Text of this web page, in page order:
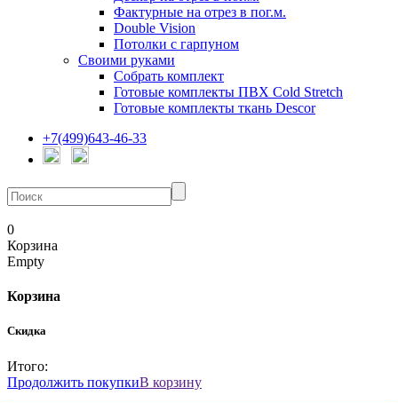
Фактурные на отрез в пог.м.
Double Vision
Потолки с гарпуном
Своими руками
Собрать комплект
Готовые комплекты ПВХ Cold Stretch
Готовые комплекты ткань Descor
+7(499)643-46-33
0
Корзина
Empty
Корзина
Скидка
Итого:
Продолжить покупкиВ корзину